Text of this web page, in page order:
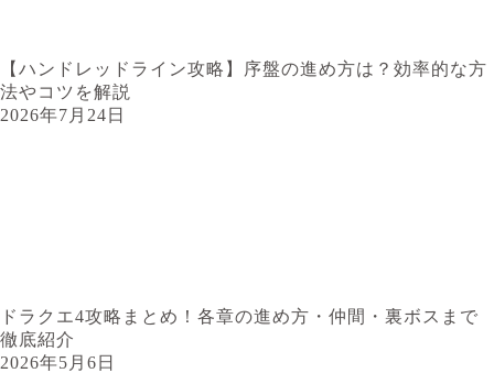
【ハンドレッドライン攻略】序盤の進め方は？効率的な方
法やコツを解説
2026年7月24日
ドラクエ4攻略まとめ！各章の進め方・仲間・裏ボスまで
徹底紹介
2026年5月6日